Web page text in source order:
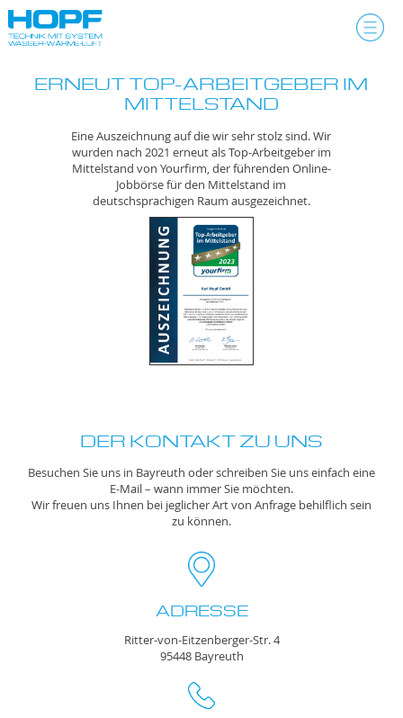
Skip
to
content
ERNEUT TOP-ARBEITGEBER IM
MITTELSTAND
Eine Auszeichnung auf die wir sehr stolz sind. Wir
wurden nach 2021 erneut als Top-Arbeitgeber im
Mittelstand von Yourfirm, der führenden Online-
Jobbörse für den Mittelstand im
deutschsprachigen Raum ausgezeichnet.
DER KONTAKT ZU UNS
Besuchen Sie uns in Bayreuth oder schreiben Sie uns einfach eine
E-Mail – wann immer Sie möchten.
Wir freuen uns Ihnen bei jeglicher Art von Anfrage behilflich sein
zu können.
ADRESSE
Ritter-von-Eitzenberger-Str. 4
95448 Bayreuth